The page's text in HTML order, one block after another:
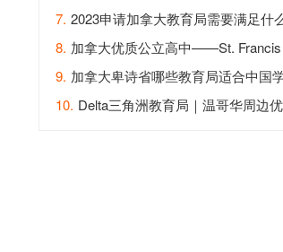
7. 2023申请加拿大教育局需要满足什
8. 加拿大优质公立高中——St.
High School
9. 加拿大卑诗省哪些教育局适合中国
10. Delta三角洲教育局｜温哥华周边